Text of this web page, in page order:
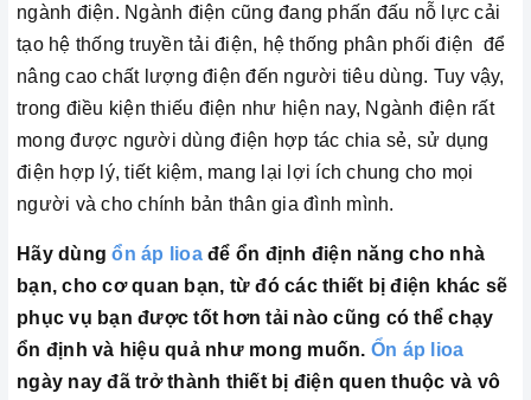
ngành điện. Ngành điện cũng đang phấn đấu nỗ lực cải
tạo hệ thống truyền tải điện, hệ thống phân phối điện để
nâng cao chất lượng điện đến người tiêu dùng. Tuy vậy,
trong điều kiện thiếu điện như hiện nay, Ngành điện rất
mong được người dùng điện hợp tác chia sẻ, sử dụng
điện hợp lý, tiết kiệm, mang lại lợi ích chung cho mọi
người và cho chính bản thân gia đình mình.
Hãy dùng ổn áp lioađể ổn định điện năng cho nhà
bạn, cho cơ quan bạn, từ đó các thiết bị điện khác sẽ
phục vụ bạn được tốt hơn tải nào cũng có thể chạy
ổn định và hiệu quả như mong muốn. Ổn áp lioa
ngày nay đã trở thành thiết bị điện quen thuộc và vô